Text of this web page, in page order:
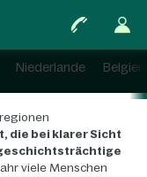
Niederlande Belgien
die bei klarer Sicht
viele Menschen